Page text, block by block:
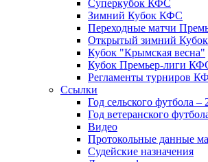
Суперкубок КФС
Зимний Кубок КФС
Переходные матчи
Открытый зимний
Кубок "Крымская весна"
Кубок Премьер-лиги
Регламенты турниров
Ссылки
Год сельского футбола –
Год ветеранского
Видео
Протокольные данные
Судейские назначения